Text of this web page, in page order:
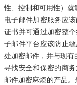
性、控制和可用性）就
电子邮件加密服务应
证书并可通过加密整
子邮件平台应该防止
处加密邮件，并与现有
寻找安全和保密的商
邮件加密麻烦的产品